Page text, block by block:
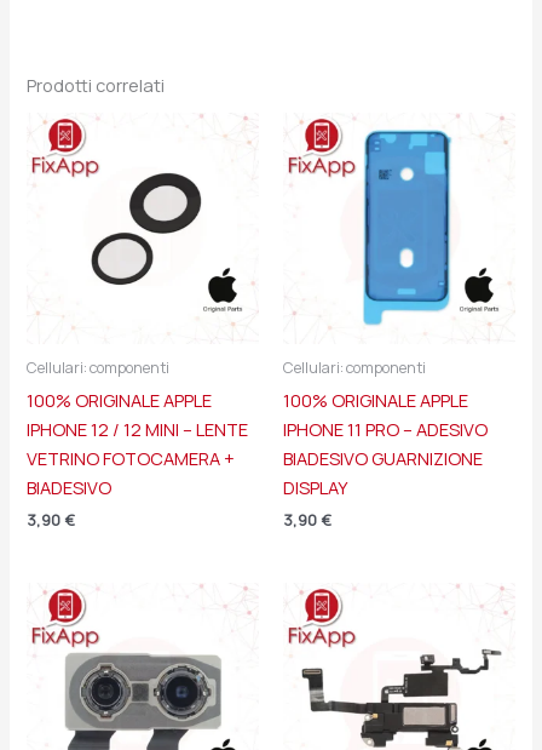
Prodotti correlati
Cellulari: componenti
100% ORIGINALE APPLE
IPHONE 12 / 12 MINI – LENTE
VETRINO FOTOCAMERA +
BIADESIVO
3,90 €
Cellulari: componenti
100% ORIGINALE APPLE
IPHONE 11 PRO – ADESIVO
BIADESIVO GUARNIZIONE
DISPLAY
3,90 €